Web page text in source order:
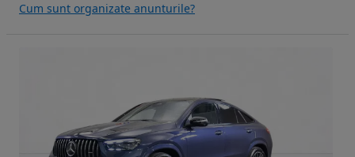
Cum sunt organizate anunturile?